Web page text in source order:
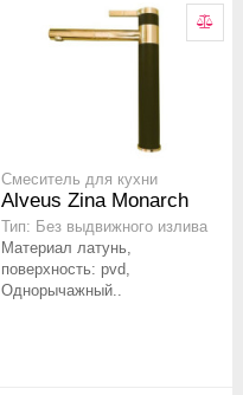
Смеситель для кухни
Alveus Zina Monarch
Тип: Без выдвижного излива
Материал латунь,
поверхность: pvd,
Однорычажный..